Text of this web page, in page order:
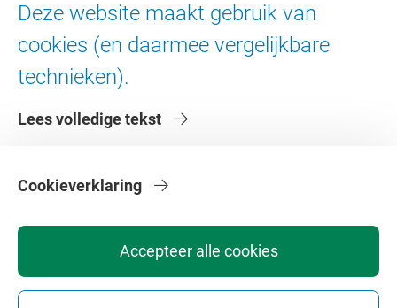
Deze website maakt gebruik van
cookies (en daarmee vergelijkbare
technieken).
Lees volledige tekst
Accepteer alle cookies
Cookieverklaring
Over de VU
Contact en route
Faculteiten